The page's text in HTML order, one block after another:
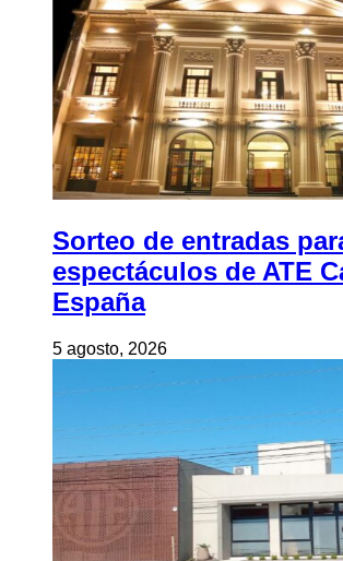
Sorteo de entradas
espectáculos de ATE
España
5 agosto, 2026